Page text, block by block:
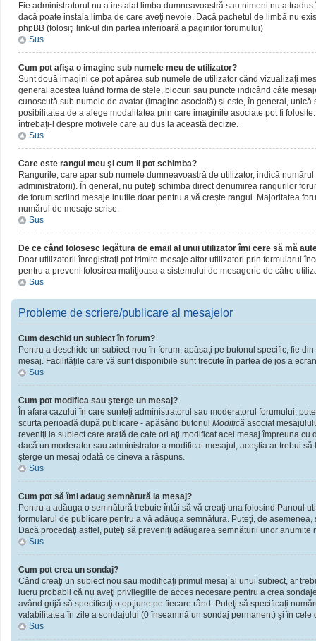
Fie administratorul nu a instalat limba dumneavoastră sau nimeni nu a
dacă poate instala limba de care aveţi nevoie. Dacă pachetul de limbă nu
phpBB (folosiţi link-ul din partea inferioară a paginilor forumului)
Sus
Cum pot afişa o imagine sub numele meu de utilizator?
Sunt două imagini ce pot apărea sub numele de utilizator când vizualizaţi
general acestea luând forma de stele, blocuri sau puncte indicând câte
cunoscută sub numele de avatar (imagine asociată) şi este, în general,
posibilitatea de a alege modalitatea prin care imaginile asociate pot fi
întrebaţi-l despre motivele care au dus la această decizie.
Sus
Care este rangul meu şi cum il pot schimba?
Rangurile, care apar sub numele dumneavoastră de utilizator, indică
administratorii). În general, nu puteţi schimba direct denumirea rangurilor
de forum scriind mesaje inutile doar pentru a vă creşte rangul. Majoritatea
numărul de mesaje scrise.
Sus
De ce când folosesc legătura de email al unui utilizator îmi cere să mă
Doar utilizatorii înregistraţi pot trimite mesaje altor utilizatori prin formularul
pentru a preveni folosirea maliţioasa a sistemului de mesagerie de către
Sus
Probleme de scriere/publicare al mesajelor
Cum deschid un subiect în forum?
Pentru a deschide un subiect nou în forum, apăsaţi pe butonul specific, fie
mesaj. Facilităţile care vă sunt disponibile sunt trecute în partea de jos a
Sus
Cum pot modifica sau şterge un mesaj?
În afara cazului în care sunteţi administratorul sau moderatorul forumului,
scurta perioadă după publicare - apăsând butonul Modifică asociat
reveniţi la subiect care arată de cate ori aţi modificat acel mesaj împreuna
dacă un moderator sau administrator a modificat mesajul, aceştia ar trebui
şterge un mesaj odată ce cineva a răspuns.
Sus
Cum pot să îmi adaug semnătură la mesaj?
Pentru a adăuga o semnătură trebuie întâi să vă creaţi una folosind Panoul
formularul de publicare pentru a vă adăuga semnătura. Puteţi, de
Dacă procedaţi astfel, puteţi să preveniţi adăugarea semnăturii unor
Sus
Cum pot crea un sondaj?
Când creaţi un subiect nou sau modificaţi primul mesaj al unui subiect, ar
lucru probabil că nu aveţi privilegiile de acces necesare pentru a crea
având grijă să specificaţi o opţiune pe fiecare rând. Puteţi să specificaţi
valabilitatea în zile a sondajului (0 înseamnă un sondaj permanent) şi în
Sus